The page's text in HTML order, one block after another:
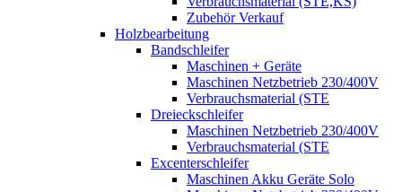
Zubehör Verkauf
Holzbearbeitung
Bandschleifer
Maschinen + Geräte
Maschinen Netzbetrieb 230/400V
Verbrauchsmaterial (STE
Dreieckschleifer
Maschinen Netzbetrieb 230/400V
Verbrauchsmaterial (STE
Excenterschleifer
Maschinen Akku Geräte Solo